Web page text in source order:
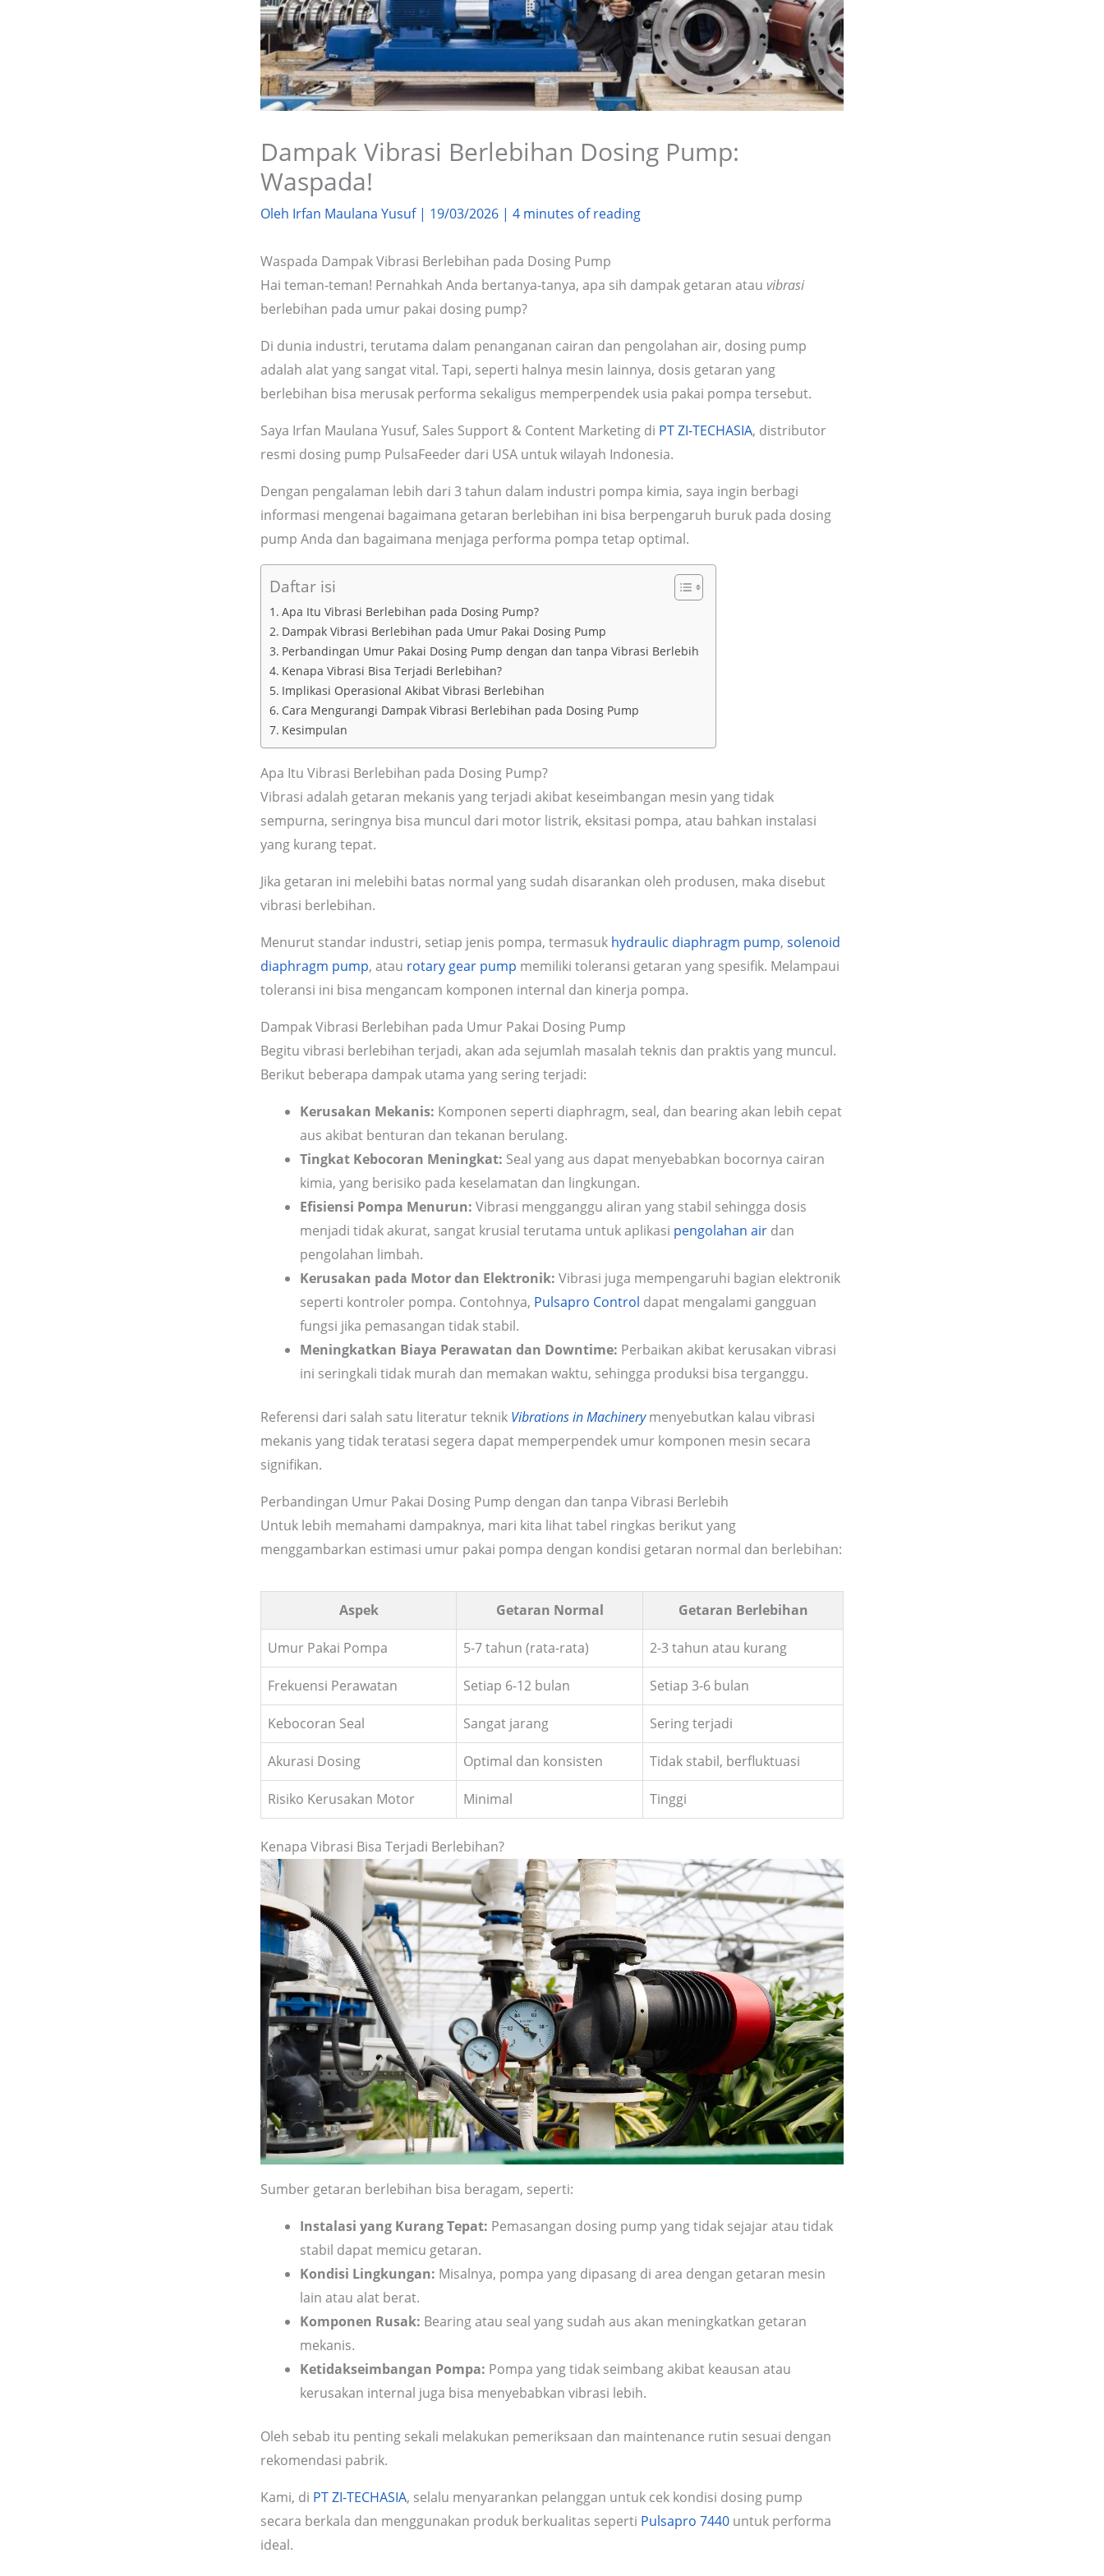
Dampak Vibrasi Berlebihan Dosing Pump:
Waspada!
Oleh Irfan Maulana Yusuf | 19/03/2026 | 4 minutes of reading
Waspada Dampak Vibrasi Berlebihan pada Dosing Pump
Hai teman-teman! Pernahkah Anda bertanya-tanya, apa sih dampak getaran atau vibrasi
berlebihan pada umur pakai dosing pump?
Di dunia industri, terutama dalam penanganan cairan dan pengolahan air, dosing pump
adalah alat yang sangat vital. Tapi, seperti halnya mesin lainnya, dosis getaran yang
berlebihan bisa merusak performa sekaligus memperpendek usia pakai pompa tersebut.
Saya Irfan Maulana Yusuf, Sales Support & Content Marketing di PT ZI-TECHASIA, distributor
resmi dosing pump PulsaFeeder dari USA untuk wilayah Indonesia.
Dengan pengalaman lebih dari 3 tahun dalam industri pompa kimia, saya ingin berbagi
informasi mengenai bagaimana getaran berlebihan ini bisa berpengaruh buruk pada dosing
pump Anda dan bagaimana menjaga performa pompa tetap optimal.
Daftar isi
Apa Itu Vibrasi Berlebihan pada Dosing Pump?
Dampak Vibrasi Berlebihan pada Umur Pakai Dosing Pump
Perbandingan Umur Pakai Dosing Pump dengan dan tanpa Vibrasi Berlebih
Kenapa Vibrasi Bisa Terjadi Berlebihan?
Implikasi Operasional Akibat Vibrasi Berlebihan
Cara Mengurangi Dampak Vibrasi Berlebihan pada Dosing Pump
Kesimpulan
Apa Itu Vibrasi Berlebihan pada Dosing Pump?
Vibrasi adalah getaran mekanis yang terjadi akibat keseimbangan mesin yang tidak
sempurna, seringnya bisa muncul dari motor listrik, eksitasi pompa, atau bahkan instalasi
yang kurang tepat.
Jika getaran ini melebihi batas normal yang sudah disarankan oleh produsen, maka disebut
vibrasi berlebihan.
Menurut standar industri, setiap jenis pompa, termasuk hydraulic diaphragm pump, solenoid
diaphragm pump, atau rotary gear pump memiliki toleransi getaran yang spesifik. Melampaui
toleransi ini bisa mengancam komponen internal dan kinerja pompa.
Dampak Vibrasi Berlebihan pada Umur Pakai Dosing Pump
Begitu vibrasi berlebihan terjadi, akan ada sejumlah masalah teknis dan praktis yang muncul.
Berikut beberapa dampak utama yang sering terjadi:
Kerusakan Mekanis: Komponen seperti diaphragm, seal, dan bearing akan lebih cepat
aus akibat benturan dan tekanan berulang.
Tingkat Kebocoran Meningkat: Seal yang aus dapat menyebabkan bocornya cairan
kimia, yang berisiko pada keselamatan dan lingkungan.
Efisiensi Pompa Menurun: Vibrasi mengganggu aliran yang stabil sehingga dosis
menjadi tidak akurat, sangat krusial terutama untuk aplikasi pengolahan air dan
pengolahan limbah.
Kerusakan pada Motor dan Elektronik: Vibrasi juga mempengaruhi bagian elektronik
seperti kontroler pompa. Contohnya, Pulsapro Control dapat mengalami gangguan
fungsi jika pemasangan tidak stabil.
Meningkatkan Biaya Perawatan dan Downtime: Perbaikan akibat kerusakan vibrasi
ini seringkali tidak murah dan memakan waktu, sehingga produksi bisa terganggu.
Referensi dari salah satu literatur teknik Vibrations in Machinerymenyebutkan kalau vibrasi
mekanis yang tidak teratasi segera dapat memperpendek umur komponen mesin secara
signifikan.
Perbandingan Umur Pakai Dosing Pump dengan dan tanpa Vibrasi Berlebih
Untuk lebih memahami dampaknya, mari kita lihat tabel ringkas berikut yang
menggambarkan estimasi umur pakai pompa dengan kondisi getaran normal dan berlebihan:
Aspek Getaran Normal Getaran Berlebihan
Umur Pakai Pompa 5-7 tahun (rata-rata) 2-3 tahun atau kurang
Frekuensi Perawatan Setiap 6-12 bulan Setiap 3-6 bulan
Kebocoran Seal Sangat jarang Sering terjadi
Akurasi Dosing Optimal dan konsisten Tidak stabil, berfluktuasi
Risiko Kerusakan Motor Minimal Tinggi
Kenapa Vibrasi Bisa Terjadi Berlebihan?
Sumber getaran berlebihan bisa beragam, seperti:
Instalasi yang Kurang Tepat: Pemasangan dosing pump yang tidak sejajar atau tidak
stabil dapat memicu getaran.
Kondisi Lingkungan: Misalnya, pompa yang dipasang di area dengan getaran mesin
lain atau alat berat.
Komponen Rusak: Bearing atau seal yang sudah aus akan meningkatkan getaran
mekanis.
Ketidakseimbangan Pompa: Pompa yang tidak seimbang akibat keausan atau
kerusakan internal juga bisa menyebabkan vibrasi lebih.
Oleh sebab itu penting sekali melakukan pemeriksaan dan maintenance rutin sesuai dengan
rekomendasi pabrik.
Kami, di PT ZI-TECHASIA, selalu menyarankan pelanggan untuk cek kondisi dosing pump
secara berkala dan menggunakan produk berkualitas seperti Pulsapro 7440 untuk performa
ideal.